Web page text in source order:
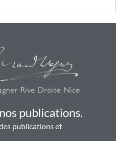
publications.
publications et